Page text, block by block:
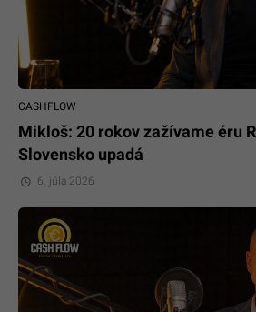
CASHFLOW
Mikloš: 20 rokov zažívame éru
Slovensko upadá
6. júla 2026